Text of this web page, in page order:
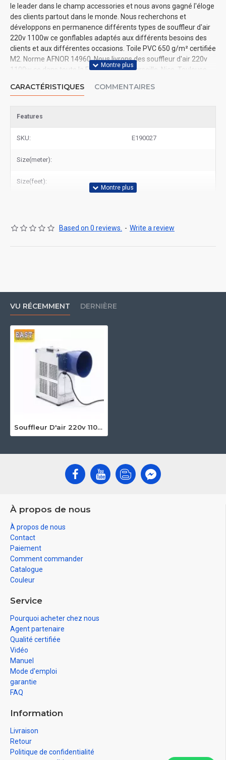
le leader dans le champ accessories et nous avons gagné l'éloge
des clients partout dans le monde. Nous recherchons et
développons en permanence différents types de souffleur d'air
220v 1100w ce gonflables adaptés aux différents besoins des
clients et aux différentes occasions. Toile PVC 650 g/m² certifiée
M2. Norme AFNOR 14960​. Nous livrons des souffleur d'air 220v
1100w ce dans toute la France, Paris, Marseille, Nice, Toulouse,
CARACTÉRISTIQUES COMMENTAIRES
Features
SKU: E190027
Size(meter):
Size(feet):
Based on 0 reviews. - Write a review
VU RÉCEMMENT DERNIÈRE
Souffleur D'air 220v 1100w Ce
À propos de nous
À propos de nous
Contact
Paiement
Comment commander
Catalogue
Couleur
Service
Pourquoi acheter chez nous
Agent partenaire
Qualité certifiée
Vidéo
Manuel
Mode d'emploi
garantie
FAQ
Information
Livraison
Retour
Politique de confidentialité